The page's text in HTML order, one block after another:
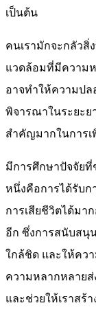
เป็นต้น
คนเรามักจะกลัวสิ่
แวดล้อมที่มีความห
อาจทำให้ความปล
พิจารณาในระยะย
สำคัญมากในการ
มีการศึกษาปัจจัยที่
หนึ่งคือการได้รับก
การเสียชีวิตได้มา
อีก ซึ่งการสนับสนุ
ใกล้ชิด และให้คว
ความหลากหลายส่
และช่วยให้เราสร้